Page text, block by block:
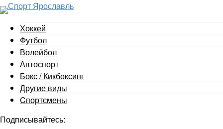
Хоккей
Футбол
Волейбол
Автоспорт
Бокс / Кикбоксинг
Другие виды
Cпортсмены
Подписывайтесь: